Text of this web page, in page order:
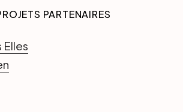
PARTENAIRES